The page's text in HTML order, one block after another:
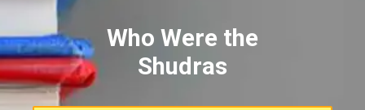
Who Were the
Shudras